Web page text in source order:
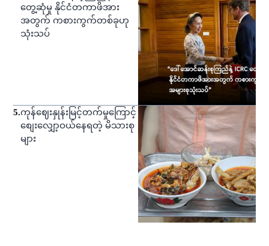
တွေ့ဆုံမှု နိုင်ငံတကာဖိအား
အတွက် ကစားကွက်တစ်ခုဟု
သုံးသပ်
5.ကုန်ဈေးနှုန်းမြင့်တက်မှုကြောင့်
စျေးလျှော့ဝယ်နေရတဲ့ မိသားစု
များ